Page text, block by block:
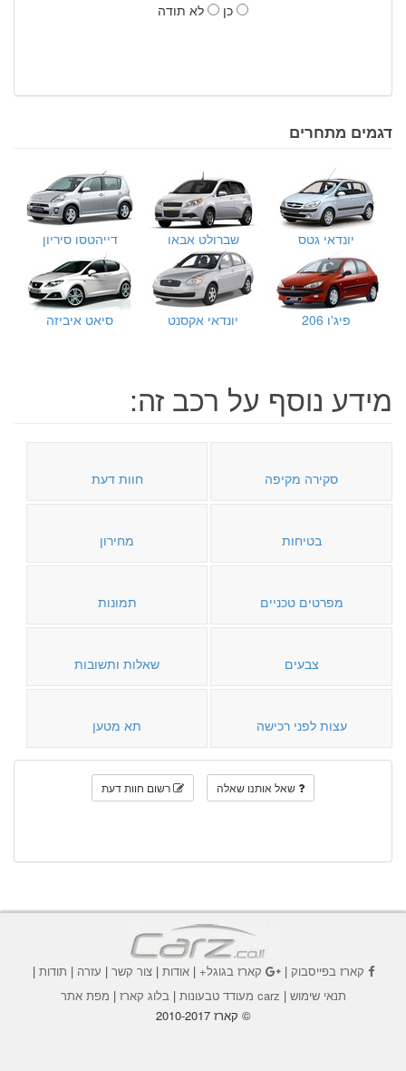
כן
לא תודה
דגמים מתחרים
יונדאי גטס שברולט אבאו דייהטסו סיריון
פיג'ו 206 יונדאי אקסנט סיאט איביזה
מידע נוסף על רכב זה:
סקירה מקיפה חוות דעת
בטיחות מחירון
מפרטים טכניים תמונות
צבעים שאלות ותשובות
עצות לפני רכישה תא מטען
שאל אותנו שאלה רשום חוות דעת
קארז בפייסבוק| קארז בגוגל+|אודות |צור קשר | עזרה | תודות |
תנאי שימוש | carz מעודד טבעונות | בלוג קארז | מפת אתר
© קארז 2010-2017